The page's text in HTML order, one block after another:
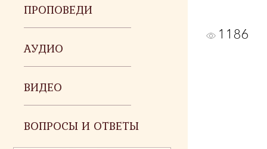
ПРОПОВЕДИ
АУДИО
ВИДЕО
ВОПРОСЫ И ОТВЕТЫ
1186